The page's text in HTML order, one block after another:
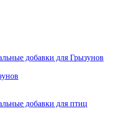
добавки для Грызунов
добавки для птиц